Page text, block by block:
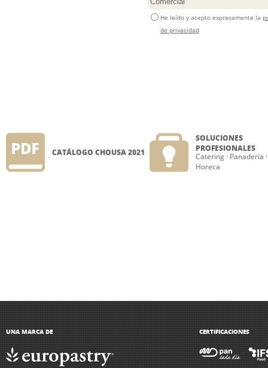
He leído y acepto expresamente la
de privacidad
CATÁLOGO CHOUSA 2021
SOLUCIONES
PROFESIONALES
Catering · Panadería ·
Horeca
UNA MARCA DE CERTIFICACIONES